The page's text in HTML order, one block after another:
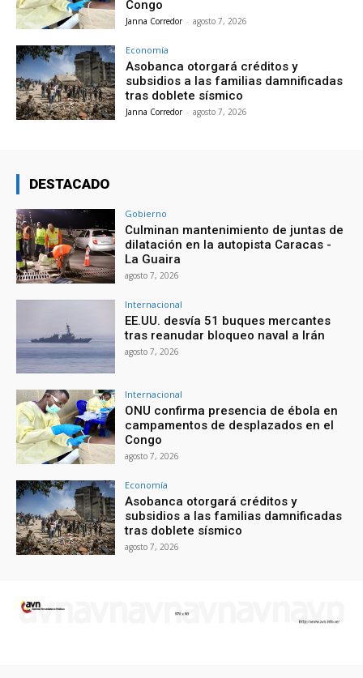
Congo
Janna Corredor - agosto 7, 2026
Economía
Asobanca otorgará créditos y
subsidios a las familias damnificadas
tras doblete sísmico
Janna Corredor - agosto 7, 2026
DESTACADO
Gobierno
Culminan mantenimiento de juntas de
dilatación en la autopista Caracas -
La Guaira
agosto 7, 2026
Internacional
EE.UU. desvía 51 buques mercantes
tras reanudar bloqueo naval a Irán
agosto 7, 2026
Internacional
ONU confirma presencia de ébola en
campamentos de desplazados en el
Congo
agosto 7, 2026
Economía
Asobanca otorgará créditos y
subsidios a las familias damnificadas
tras doblete sísmico
agosto 7, 2026